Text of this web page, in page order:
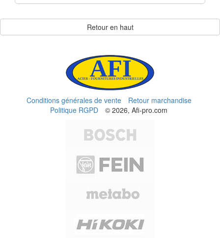
Retour en haut
Conditions générales de vente
Retour marchandise
Politique RGPD
© 2026, Afi-pro.com